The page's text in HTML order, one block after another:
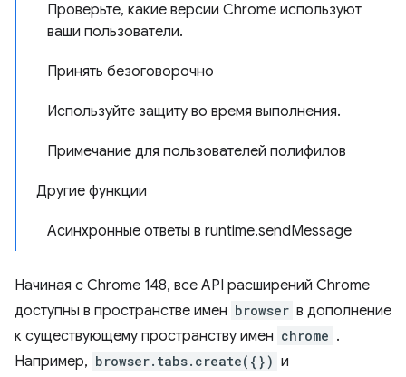
Проверьте, какие версии Chrome используют
ваши пользователи.
Принять безоговорочно
Используйте защиту во время выполнения.
Примечание для пользователей полифилов
Другие функции
Асинхронные ответы в runtime.sendMessage
Начиная с Chrome 148, все API расширений Chrome
доступны в пространстве имен browser в дополнение
к существующему пространству имен chrome .
Например, browser.tabs.create({}) и